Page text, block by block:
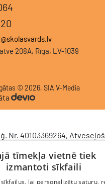
208A, Rīga, LV-1039
© 2026, SIA V-Media
Nr. 40103369264,
procesu uzlabošanā -
sistēma (CRM). 2024.
līgums Nr. 9.2-17-L-
tīmekļa vietnē tiek
izmantoti sīkfaili
lai personalizētu saturu,